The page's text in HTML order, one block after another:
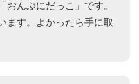
おんぶにだっこ」です。
ます。よかったら手に取